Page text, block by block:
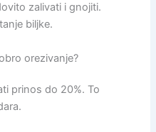
zalivati i gnojiti.
biljke.
orezivanje?
prinos do 20%. To